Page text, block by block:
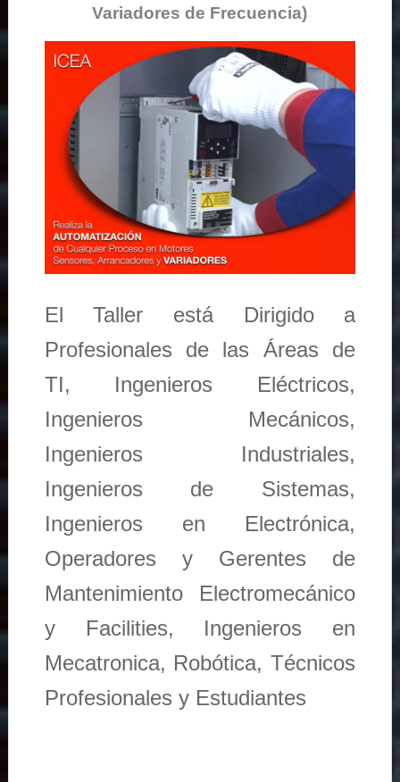
Variadores de Frecuencia)
El Taller está Dirigido a
Profesionales de las Áreas de
TI, Ingenieros Eléctricos,
Ingenieros Mecánicos,
Ingenieros Industriales,
Ingenieros de Sistemas,
Ingenieros en Electrónica,
Operadores y Gerentes de
Mantenimiento Electromecánico
y Facilities, Ingenieros en
Mecatronica, Robótica, Técnicos
Profesionales y Estudiantes